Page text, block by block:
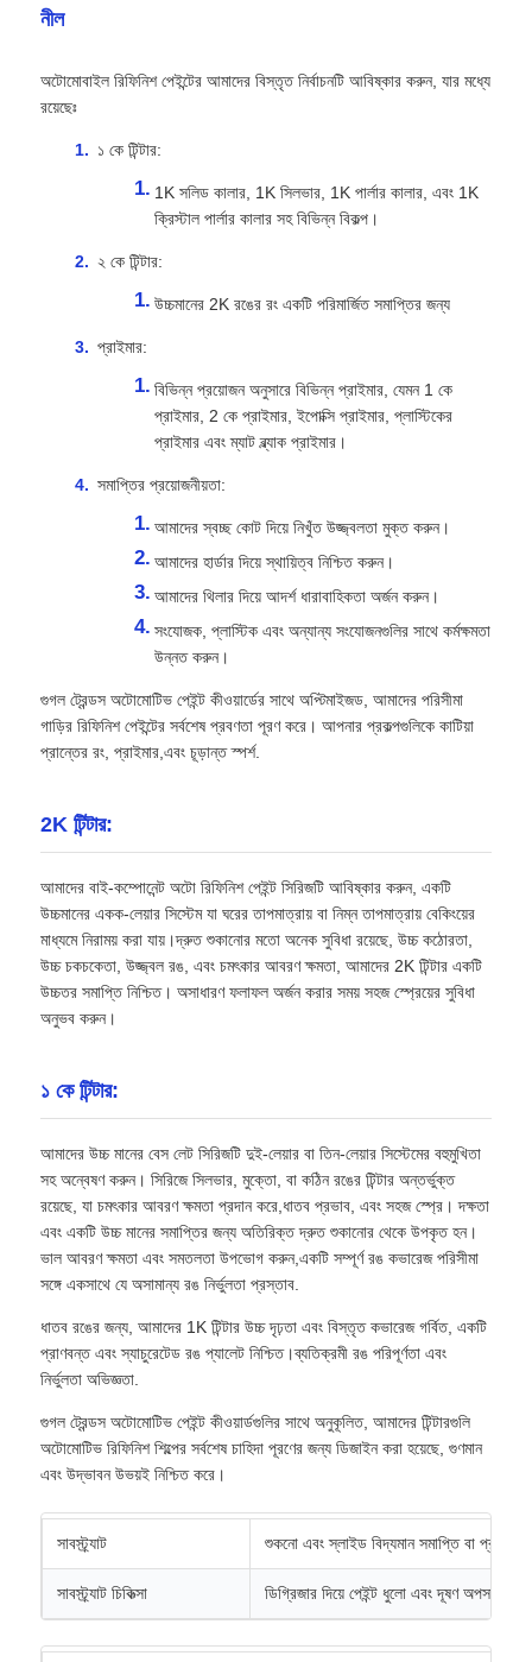
নীল
অটোমোবাইল রিফিনিশ পেইন্টের আমাদের বিস্তৃত নির্বাচনটি আবিষ্কার করুন, যার মধ্যে
রয়েছেঃ
১ কে টিন্টার:
1K সলিড কালার, 1K সিলভার, 1K পার্লার কালার, এবং 1K
ক্রিস্টাল পার্লার কালার সহ বিভিন্ন বিকল্প।
২ কে টিন্টার:
উচ্চমানের 2K রঙের রং একটি পরিমার্জিত সমাপ্তির জন্য
প্রাইমার:
বিভিন্ন প্রয়োজন অনুসারে বিভিন্ন প্রাইমার, যেমন 1 কে
প্রাইমার, 2 কে প্রাইমার, ইপোক্সি প্রাইমার, প্লাস্টিকের
প্রাইমার এবং ম্যাট ব্ল্যাক প্রাইমার।
সমাপ্তির প্রয়োজনীয়তা:
আমাদের স্বচ্ছ কোট দিয়ে নিখুঁত উজ্জ্বলতা মুক্ত করুন।
আমাদের হার্ডার দিয়ে স্থায়িত্ব নিশ্চিত করুন।
আমাদের থিলার দিয়ে আদর্শ ধারাবাহিকতা অর্জন করুন।
সংযোজক, প্লাস্টিক এবং অন্যান্য সংযোজনগুলির সাথে কর্মক্ষমতা
উন্নত করুন।
গুগল ট্রেন্ডস অটোমোটিভ পেইন্ট কীওয়ার্ডের সাথে অপ্টিমাইজড, আমাদের পরিসীমা
গাড়ির রিফিনিশ পেইন্টের সর্বশেষ প্রবণতা পূরণ করে। আপনার প্রকল্পগুলিকে কাটিয়া
প্রান্তের রং, প্রাইমার,এবং চূড়ান্ত স্পর্শ.
2K টিন্টার:
আমাদের বাই-কম্পোনেন্ট অটো রিফিনিশ পেইন্ট সিরিজটি আবিষ্কার করুন, একটি
উচ্চমানের একক-লেয়ার সিস্টেম যা ঘরের তাপমাত্রায় বা নিম্ন তাপমাত্রায় বেকিংয়ের
মাধ্যমে নিরাময় করা যায়।দ্রুত শুকানোর মতো অনেক সুবিধা রয়েছে, উচ্চ কঠোরতা,
উচ্চ চকচকেতা, উজ্জ্বল রঙ, এবং চমৎকার আবরণ ক্ষমতা, আমাদের 2K টিন্টার একটি
উচ্চতর সমাপ্তি নিশ্চিত। অসাধারণ ফলাফল অর্জন করার সময় সহজ স্প্রেয়ের সুবিধা
অনুভব করুন।
১ কে টিন্টার:
আমাদের উচ্চ মানের বেস লেট সিরিজটি দুই-লেয়ার বা তিন-লেয়ার সিস্টেমের বহুমুখিতা
সহ অন্বেষণ করুন। সিরিজে সিলভার, মুক্তো, বা কঠিন রঙের টিন্টার অন্তর্ভুক্ত
রয়েছে, যা চমৎকার আবরণ ক্ষমতা প্রদান করে,ধাতব প্রভাব, এবং সহজ স্প্রে। দক্ষতা
এবং একটি উচ্চ মানের সমাপ্তির জন্য অতিরিক্ত দ্রুত শুকানোর থেকে উপকৃত হন।
ভাল আবরণ ক্ষমতা এবং সমতলতা উপভোগ করুন,একটি সম্পূর্ণ রঙ কভারেজ পরিসীমা
সঙ্গে একসাথে যে অসামান্য রঙ নির্ভুলতা প্রস্তাব.
ধাতব রঙের জন্য, আমাদের 1K টিন্টার উচ্চ দৃঢ়তা এবং বিস্তৃত কভারেজ গর্বিত, একটি
প্রাণবন্ত এবং স্যাচুরেটেড রঙ প্যালেট নিশ্চিত।ব্যতিক্রমী রঙ পরিপূর্ণতা এবং
নির্ভুলতা অভিজ্ঞতা.
গুগল ট্রেন্ডস অটোমোটিভ পেইন্ট কীওয়ার্ডগুলির সাথে অনুকূলিত, আমাদের টিন্টারগুলি
অটোমোটিভ রিফিনিশ শিল্পের সর্বশেষ চাহিদা পূরণের জন্য ডিজাইন করা হয়েছে, গুণমান
এবং উদ্ভাবন উভয়ই নিশ্চিত করে।
সাবস্ট্র্যাট শুকনো এবং স্লাইড বিদ্যমান সমাপ্তি বা প্রাইমার
সাবস্ট্র্যাট চিকিত্সা ডিগ্রিজার দিয়ে পেইন্ট ধুলো এবং দূষণ অপসারণ